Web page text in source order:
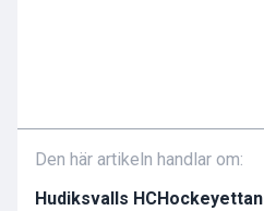
Den här artikeln handlar om:
Hudiksvalls HCHockeyettan